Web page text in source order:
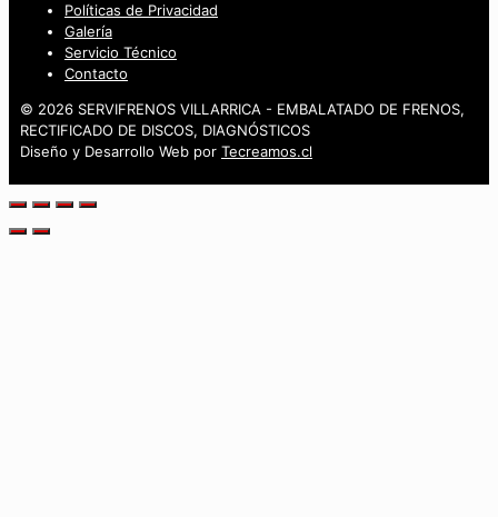
Políticas de Privacidad
Galería
Servicio Técnico
Contacto
© 2026 SERVIFRENOS VILLARRICA - EMBALATADO DE FRENOS,
RECTIFICADO DE DISCOS, DIAGNÓSTICOS
Diseño y Desarrollo Web por Tecreamos.cl